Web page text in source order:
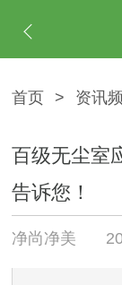
首页 > 资讯
百级无尘室
告诉您！
净尚净美